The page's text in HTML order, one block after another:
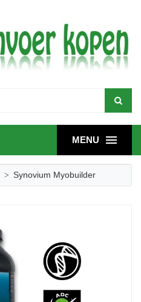
MENU
Synovium Myobuilder